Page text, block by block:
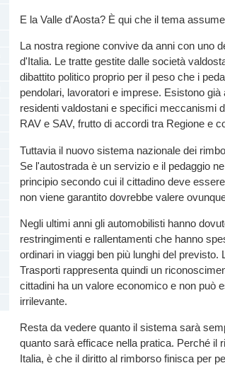
E la Valle d'Aosta? È qui che il tema
La nostra regione convive da anni con uno
d'Italia. Le tratte gestite dalle società
dibattito politico proprio per il peso che i
pendolari, lavoratori e imprese. Esistono
residenti valdostani e specifici meccanismi
RAV e SAV, frutto di accordi tra Regione e
Tuttavia il nuovo sistema nazionale dei
Se l'autostrada è un servizio e il pedaggio
principio secondo cui il cittadino deve
non viene garantito dovrebbe valere
Negli ultimi anni gli automobilisti hanno
restringimenti e rallentamenti che hanno
ordinari in viaggi ben più lunghi del previsto.
Trasporti rappresenta quindi un
cittadini ha un valore economico e non può
irrilevante.
Resta da vedere quanto il sistema sarà
quanto sarà efficace nella pratica. Perché il
Italia, è che il diritto al rimborso finisca per